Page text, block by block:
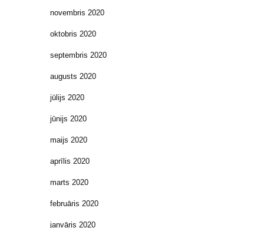
novembris 2020
oktobris 2020
septembris 2020
augusts 2020
jūlijs 2020
jūnijs 2020
maijs 2020
aprīlis 2020
marts 2020
februāris 2020
janvāris 2020